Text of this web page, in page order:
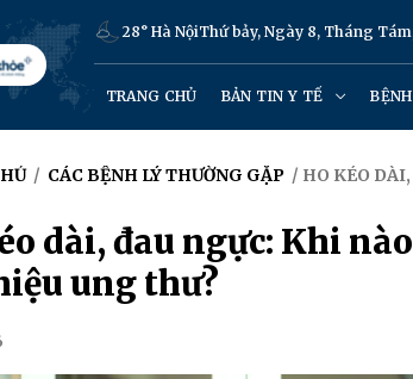
28° Hà NộiThứ bảy, Ngày 8, Tháng
TRANG CHỦ BẢN TIN Y TẾ
/ CÁC BỆNH LÝ THƯỜNG GẶP / HO KÉO
dài, đau ngực: Khi
ung thư?